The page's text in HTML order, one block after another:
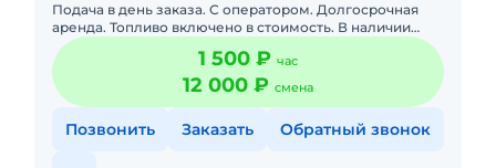
Подача в день заказа. С оператором. Долгосрочная
аренда. Топливо включено в стоимость. В наличии
ковш основной - 400 мм, ковш траншейный - 250 мм,
ковш планиров
1 500 ₽ час
12 000 ₽ смена
Позвонить Заказать Обратный звонок